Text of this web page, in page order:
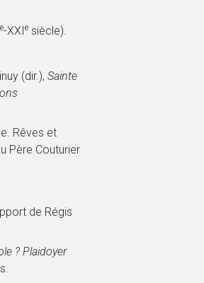
e-XXIe siècle).
(dir.), Sainte
Rêves et
Père Couturier
de Régis
? Plaidoyer